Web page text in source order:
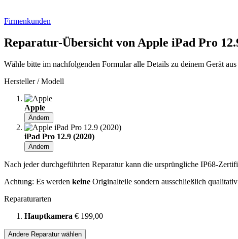
Firmenkunden
Reparatur-Übersicht von Apple iPad Pro
Wähle bitte im nachfolgenden Formular alle Details zu deinem Gerät
Hersteller / Modell
Apple
Ändern
iPad Pro 12.9 (2020)
Ändern
Nach jeder durchgeführten Reparatur kann die ursprüngliche IP68-
Achtung: Es werden keine Originalteile sondern ausschließlich
Reparaturarten
Hauptkamera € 199,00
Andere Reparatur wählen